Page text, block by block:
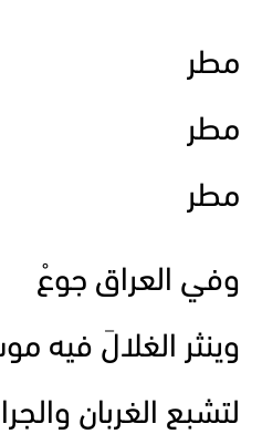
مطر
مطر
مطر
وفي العراق جوعْ
وينثر الغلالَ فيه
لتشبع الغربان